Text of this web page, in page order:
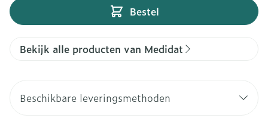
Bestel
Bekijk alle producten van Medidat
Beschikbare leveringsmethoden